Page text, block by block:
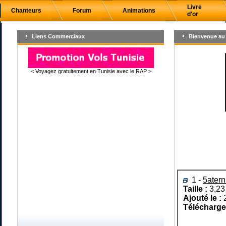
Chanteurs Forum Animations
Livre
d'or
Liens Commerciaux
< Voyagez gratuitement en Tunisie avec le RAP >
Bienvenue
1 -
Taille :
Ajouté le :